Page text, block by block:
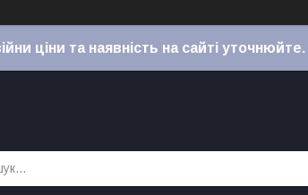
ціни та наявність на сайті уточнюйте.